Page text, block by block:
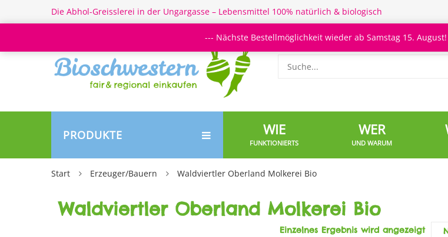
Die Abhol-Greisslerei in der Ungargasse – Lebensmittel 100% natürlich & biologisch
PRODUKTE WIE
FUNKTIONIERTS
WER
UND WARUM
Start Erzeuger/Bauern Waldviertler Oberland Molkerei Bio
Waldviertler Oberland Molkerei Bio
Einzelnes Ergebnis wird angezeigt
--- Nächste Bestellmöglichkeit wieder ab Samstag 15.